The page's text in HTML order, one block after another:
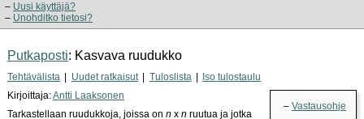
Uusi käyttäjä?
Unohditko tietosi?
Putkaposti: Kasvava ruudukko
Tehtävälista Uudet ratkaisut Tuloslista Iso tulostaulu
Vastausohje
Kirjoittaja:Antti Laaksonen
Tarkastellaan ruudukkoja, joissa on n x n ruutua ja jotka